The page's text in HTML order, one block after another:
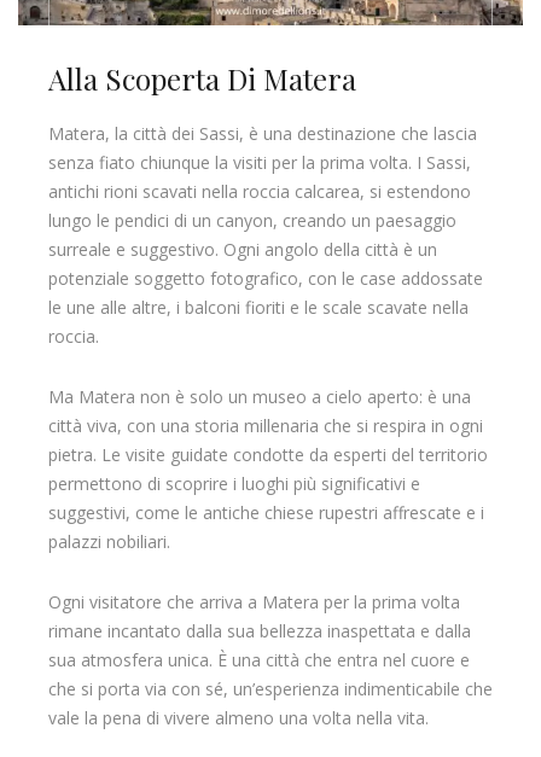
Alla Scoperta Di Matera
Matera, la città dei Sassi, è una destinazione che lascia
senza fiato chiunque la visiti per la prima volta. I Sassi,
antichi rioni scavati nella roccia calcarea, si estendono
lungo le pendici di un canyon, creando un paesaggio
surreale e suggestivo. Ogni angolo della città è un
potenziale soggetto fotografico, con le case addossate
le une alle altre, i balconi fioriti e le scale scavate nella
roccia.
Ma Matera non è solo un museo a cielo aperto: è una
città viva, con una storia millenaria che si respira in ogni
pietra. Le visite guidate condotte da esperti del territorio
permettono di scoprire i luoghi più significativi e
suggestivi, come le antiche chiese rupestri affrescate e i
palazzi nobiliari.
Ogni visitatore che arriva a Matera per la prima volta
rimane incantato dalla sua bellezza inaspettata e dalla
sua atmosfera unica. È una città che entra nel cuore e
che si porta via con sé, un’esperienza indimenticabile che
vale la pena di vivere almeno una volta nella vita.